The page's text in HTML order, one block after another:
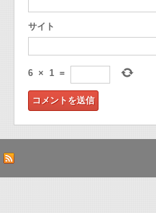
サイト
6 × 1 =